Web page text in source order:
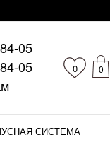
0 0
05
05
СИСТЕМА